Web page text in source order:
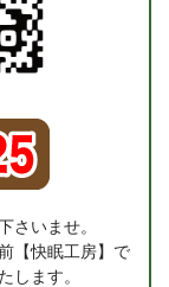
さいませ。
【快眠工房】で
します。